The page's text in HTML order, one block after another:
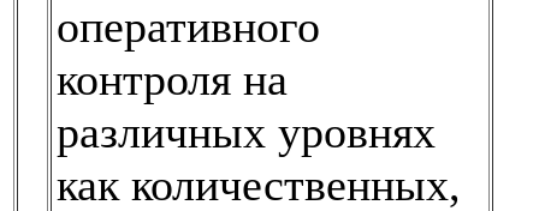
оперативного
контроля на
различных уровнях
как количественных,